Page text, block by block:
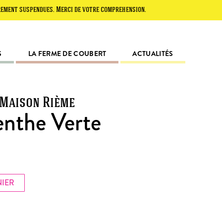
Merci de votre compréhension.
LA FERME DE COUBERT ACTUALITÉS
Rième
Verte